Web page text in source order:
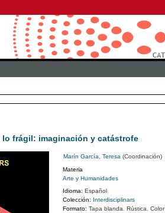
lo frágil: imaginación y catástrofe
Marín García, Teresa (Coordinación)
Materia
Arte y Humanidades
Idioma: Español
Colección: Interdisciplinars
Formato: Tapa blanda. Rústica. Color